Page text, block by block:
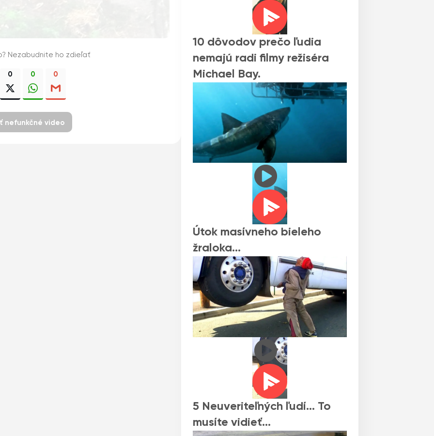
Nezabudnite ho zdieľať
0 0 0
nefunkčné video
10 dôvodov prečo ľudia
nemajú radi filmy režiséra
Michael Bay.
Útok masívneho bieleho
žraloka…
5 Neuveriteľných ľudí… To
musíte vidieť…